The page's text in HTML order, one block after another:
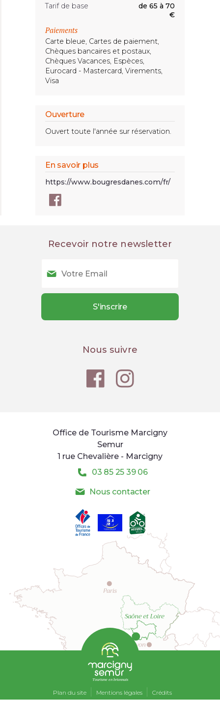
Tarif de base
de 65 à 70
€
Paiements
Carte bleue, Cartes de paiement,
Chèques bancaires et postaux,
Chèques Vacances, Espèces,
Eurocard - Mastercard, Virements,
Visa
Ouverture
Ouvert toute l'année sur réservation.
En savoir plus
https://www.bougresdanes.com/fr/
Recevoir notre newsletter
Nous suivre
Office de Tourisme Marcigny
Semur
1 rue Chevalière - Marcigny
03 85 25 39 06
Nous contacter
Tourisme en brionnais
Plan du site Mentions légales Crédits